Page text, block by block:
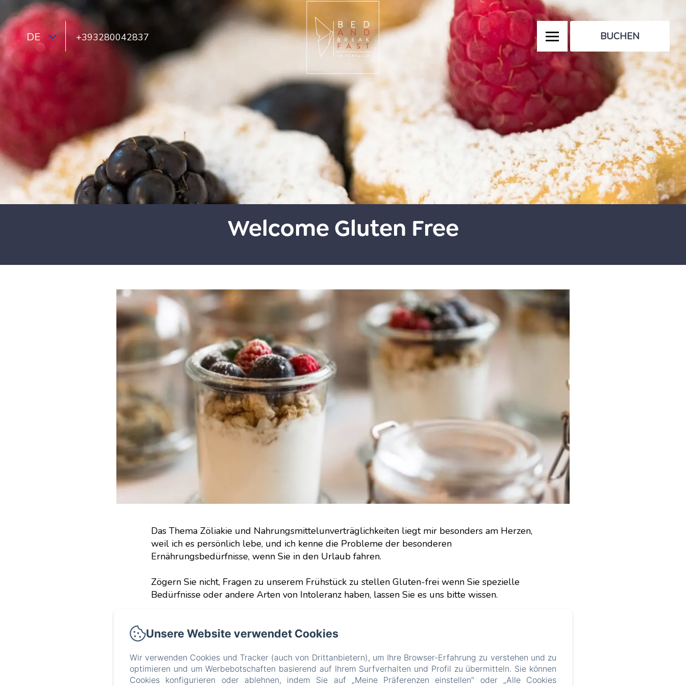
DE +393280042837 BUCHEN
Welcome Gluten Free
Das Thema Zöliakie und Nahrungsmittelunverträglichkeiten liegt mir besonders am Herzen,
weil ich es persönlich lebe, und ich kenne die Probleme der besonderen
Ernährungsbedürfnisse, wenn Sie in den Urlaub fahren.
Zögern Sie nicht, Fragen zu unserem Frühstück zu stellen Gluten-frei wenn Sie spezielle
Bedürfnisse oder andere Arten von Intoleranz haben, lassen Sie es uns bitte wissen.
Via delle Magnolie n° 3, San Felice del Benaco (BS), 25010, Italien
info@bblefarfalle.it
Unsere Website verwendet Cookies
Wir verwenden Cookies und Tracker (auch von Drittanbietern), um Ihre Browser-Erfahrung zu verstehen und zu
optimieren und um Werbebotschaften basierend auf Ihrem Surfverhalten und Profil zu übermitteln. Sie können
Cookies konfigurieren oder ablehnen, indem Sie auf „Meine Präferenzen einstellen" oder „Alle Cookies